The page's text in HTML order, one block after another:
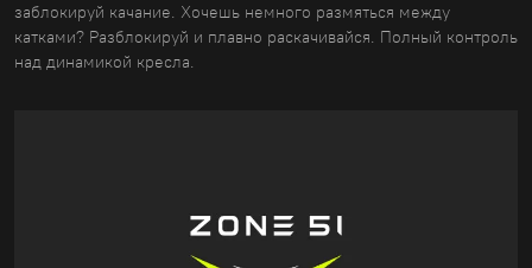
заблокируй качание. Хочешь немного размяться между
катками? Разблокируй и плавно раскачивайся. Полный контроль
над динамикой кресла.